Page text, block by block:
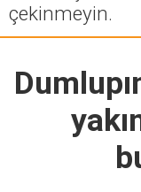
çekinmeyin.